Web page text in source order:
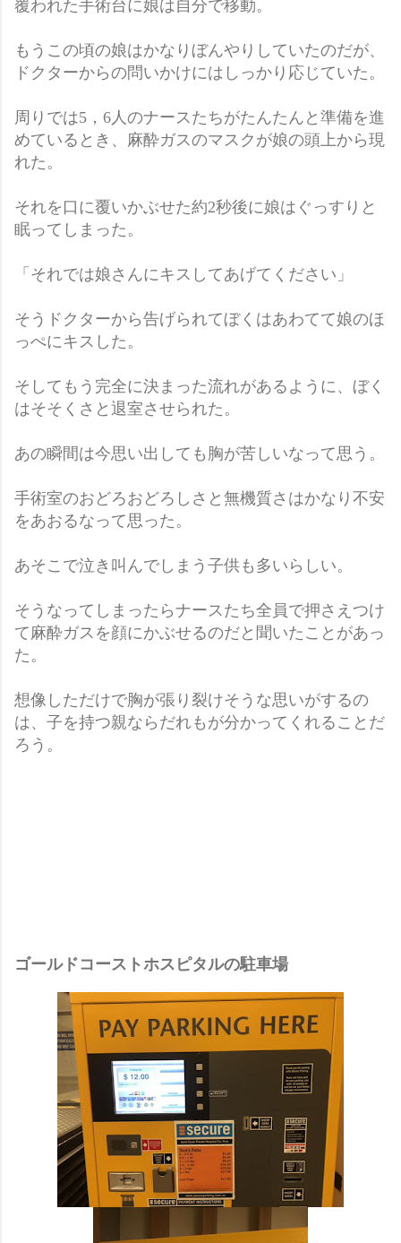
覆われた手術台に娘は自分で移動。
もうこの頃の娘はかなりぼんやりしていたのだが、
ドクターからの問いかけにはしっかり応じていた。
周りでは5，6人のナースたちがたんたんと準備を進
めているとき、麻酔ガスのマスクが娘の頭上から現
れた。
それを口に覆いかぶせた約2秒後に娘はぐっすりと
眠ってしまった。
「それでは娘さんにキスしてあげてください」
そうドクターから告げられてぼくはあわてて娘のほ
っぺにキスした。
そしてもう完全に決まった流れがあるように、ぼく
はそそくさと退室させられた。
あの瞬間は今思い出しても胸が苦しいなって思う。
手術室のおどろおどろしさと無機質さはかなり不安
をあおるなって思った。
あそこで泣き叫んでしまう子供も多いらしい。
そうなってしまったらナースたち全員で押さえつけ
て麻酔ガスを顔にかぶせるのだと聞いたことがあっ
た。
想像しただけで胸が張り裂けそうな思いがするの
は、子を持つ親ならだれもが分かってくれることだ
ろう。
ゴールドコーストホスピタルの駐車場